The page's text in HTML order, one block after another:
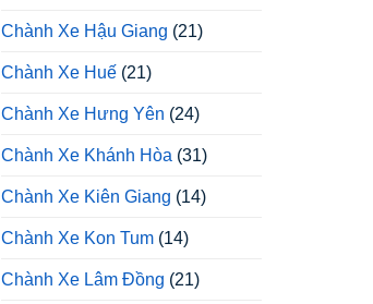
Chành Xe Hậu Giang (21)
Chành Xe Huế (21)
Chành Xe Hưng Yên (24)
Chành Xe Khánh Hòa (31)
Chành Xe Kiên Giang (14)
Chành Xe Kon Tum (14)
Chành Xe Lâm Đồng (21)